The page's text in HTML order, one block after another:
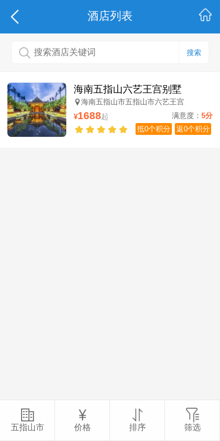
酒店列表
搜索
海南五指山六艺王宫别墅
海南五指山市五指山市六艺王宫
满意度： 5分
¥1688起
返0个积分
抵0个积分
五指山市 价格 排序 筛选